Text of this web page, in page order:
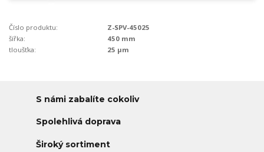
Číslo produktu:
Z-SPV-45025
šířka:
450 mm
tloušťka:
25 µm
S námi zabalíte cokoliv
Spolehlivá doprava
Široký sortiment